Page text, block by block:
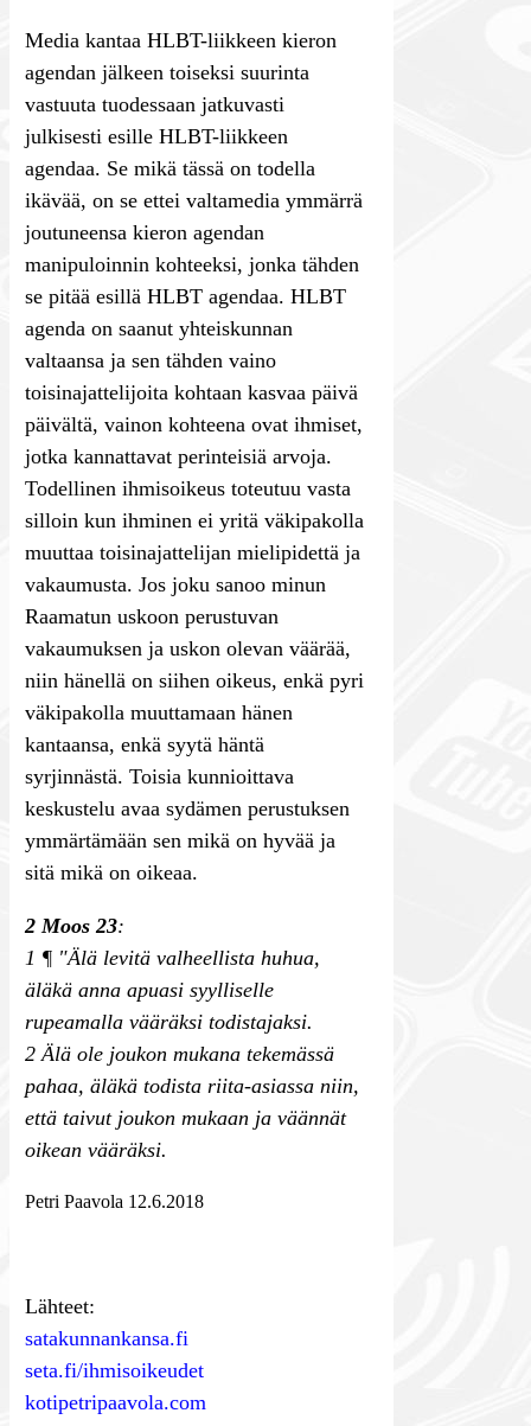
Media kantaa HLBT-liikkeen kieron
agendan jälkeen toiseksi suurinta
vastuuta tuodessaan jatkuvasti
julkisesti esille HLBT-liikkeen
agendaa. Se mikä tässä on todella
ikävää, on se ettei valtamedia ymmärrä
joutuneensa kieron agendan
manipuloinnin kohteeksi, jonka tähden
se pitää esillä HLBT agendaa. HLBT
agenda on saanut yhteiskunnan
valtaansa ja sen tähden vaino
toisinajattelijoita kohtaan kasvaa päivä
päivältä, vainon kohteena ovat ihmiset,
jotka kannattavat perinteisiä arvoja.
Todellinen ihmisoikeus toteutuu vasta
silloin kun ihminen ei yritä väkipakolla
muuttaa toisinajattelijan mielipidettä ja
vakaumusta. Jos joku sanoo minun
Raamatun uskoon perustuvan
vakaumuksen ja uskon olevan väärää,
niin hänellä on siihen oikeus, enkä pyri
väkipakolla muuttamaan hänen
kantaansa, enkä syytä häntä
syrjinnästä. Toisia kunnioittava
keskustelu avaa sydämen perustuksen
ymmärtämään sen mikä on hyvää ja
sitä mikä on oikeaa.
2 Moos 23:
1 ¶ "Älä levitä valheellista huhua,
äläkä anna apuasi syylliselle
rupeamalla vääräksi todistajaksi.
2 Älä ole joukon mukana tekemässä
pahaa, äläkä todista riita-asiassa niin,
että taivut joukon mukaan ja väännät
oikean vääräksi.
Petri Paavola 12.6.2018
Lähteet:
satakunnankansa.fi
seta.fi/ihmisoikeudet
kotipetripaavola.com